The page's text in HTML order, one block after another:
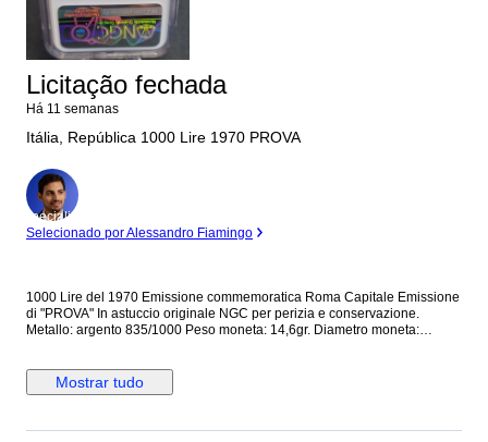
Licitação fechada
Há 11 semanas
Itália, República 1000 Lire 1970 PROVA
Especialista
Selecionado por Alessandro Fiamingo
1000 Lire del 1970 Emissione commemoratica Roma Capitale Emissione
di "PROVA" In astuccio originale NGC per perizia e conservazione.
Metallo: argento 835/1000 Peso moneta: 14,6gr. Diametro moneta:
Mostrar tudo